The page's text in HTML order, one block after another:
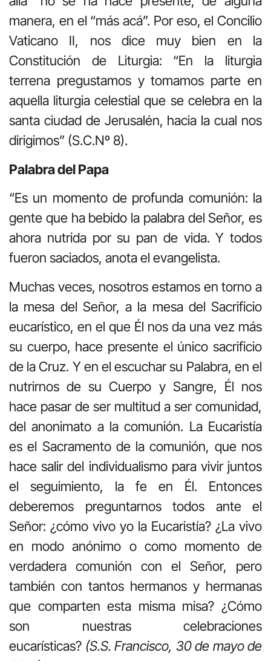
manera, en el “más acá”. Por eso, el Concilio
Vaticano II, nos dice muy bien en la
Constitución de Liturgia: “En la liturgia
terrena pregustamos y tomamos parte en
aquella liturgia celestial que se celebra en la
santa ciudad de Jerusalén, hacia la cual nos
dirigimos” (S.C.Nº 8).
Palabra del Papa
“Es un momento de profunda comunión: la
gente que ha bebido la palabra del Señor, es
ahora nutrida por su pan de vida. Y todos
fueron saciados, anota el evangelista.
Muchas veces, nosotros estamos en torno a
la mesa del Señor, a la mesa del Sacrificio
eucarístico, en el que Él nos da una vez más
su cuerpo, hace presente el único sacrificio
de la Cruz. Y en el escuchar su Palabra, en el
nutrirnos de su Cuerpo y Sangre, Él nos
hace pasar de ser multitud a ser comunidad,
del anonimato a la comunión. La Eucaristía
es el Sacramento de la comunión, que nos
hace salir del individualismo para vivir juntos
el seguimiento, la fe en Él. Entonces
deberemos preguntarnos todos ante el
Señor: ¿cómo vivo yo la Eucaristía? ¿La vivo
en modo anónimo o como momento de
verdadera comunión con el Señor, pero
también con tantos hermanos y hermanas
que comparten esta misma misa? ¿Cómo
son nuestras celebraciones
eucarísticas? (S.S. Francisco, 30 de mayo de